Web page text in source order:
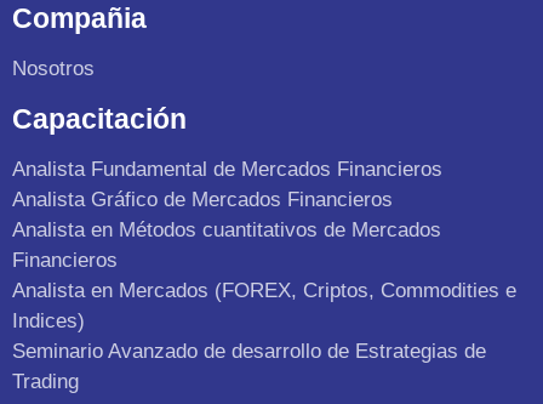
Compañia
Nosotros
Capacitación
Analista Fundamental de Mercados Financieros
Analista Gráfico de Mercados Financieros
Analista en Métodos cuantitativos de Mercados
Financieros
Analista en Mercados (FOREX, Criptos, Commodities e
Indices)
Seminario Avanzado de desarrollo de Estrategias de
Trading